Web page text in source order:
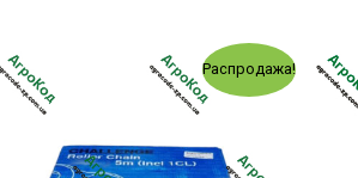
Распродажа!
Первоначальная
цена
составляла
Текущая
цена:
1,115.00 грн..